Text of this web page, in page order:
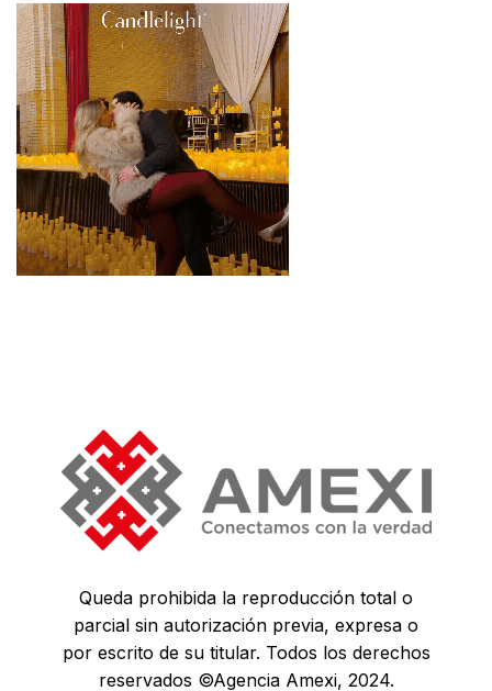
Queda prohibida la reproducción total o
parcial sin autorización previa, expresa o
por escrito de su titular. Todos los derechos
reservados ©Agencia Amexi, 2024.